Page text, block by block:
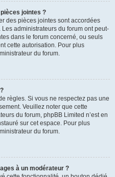
jointes ?
des pièces jointes sont accordées
administrateurs du forum ont peut-
dans le forum concerné, ou seuls
cette autorisation. Pour plus
du forum.
règles. Si vous ne respectez pas une
Veuillez noter que cette
du forum, phpBB Limited n’est en
sur cet espace. Pour plus
du forum.
à un modérateur ?